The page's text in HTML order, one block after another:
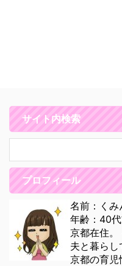
サイト内検索
プロフィール
名前：くみ
年齢：40
京都在住。
夫と暮らし
京都の育児